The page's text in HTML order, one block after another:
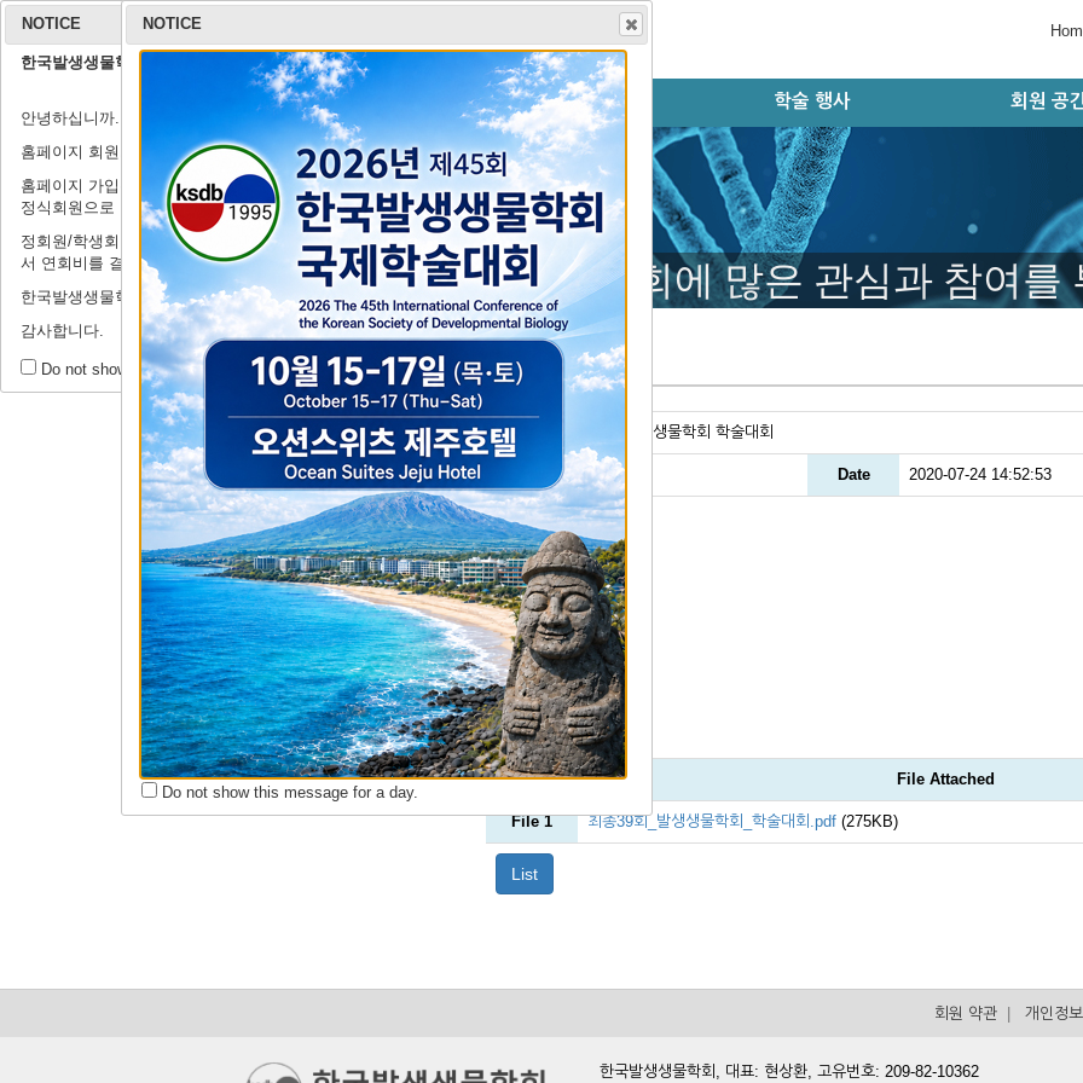
학회 소개
회장 인사말
학회 연혁
학회 회칙
연구윤리규정
임원 명단
학회지
학술지 홈페이지
편집위원회
논문 검색
투고 규정
출판 윤리 규정
논문 투고
학술 행사
학술대회 안내
모시는 글
학술대회 오시는 길
학술대회 초록 제출
등록 및 결제시스템
초록 및 등록 확인
학술대회 연혁
학술대회 자료실
행사 일정
회원 공
제44회 정기학술대회에 많은 관심과 참여를
회원 공간
공지사항
자유게시판
갤러리
회원동정
구인구직
공지사항
Title 39회 발생생물학회 학술대회
ADMIN Date 2020-07-24 14:52:53
File Attached
File 1 최종39회_발생생물학회_학술대회.pdf (275KB)
List
회원 약관 개인정
한국발생생물학회, 대표: 현상환, 고유번호: 209-82-10362
NOTICE
한국발생생물학회 홈페이지 회원가입 안내
안녕하십니까.
홈페이지 회원가입 관련하여 안내드립니다.
홈페이지 가입은 정식회원이 되기 전의 절차로, '연회비'를 납부하셔야
정식회원으로 인정받으실 수 있습니다.
정회원/학생회원이 되기 위해서는 '학술행사'→'등록 및 결제시스템'에
서 연회비를 결제해주시기를 부탁드립니다.
한국발생생물학회에 많은 관심과 지원을 부탁드립니다.
감사합니다.
Do not show this message for a day.
NOTICE
Do not show this message for a day.